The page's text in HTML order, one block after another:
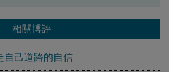
相關博評
自己道路的自信